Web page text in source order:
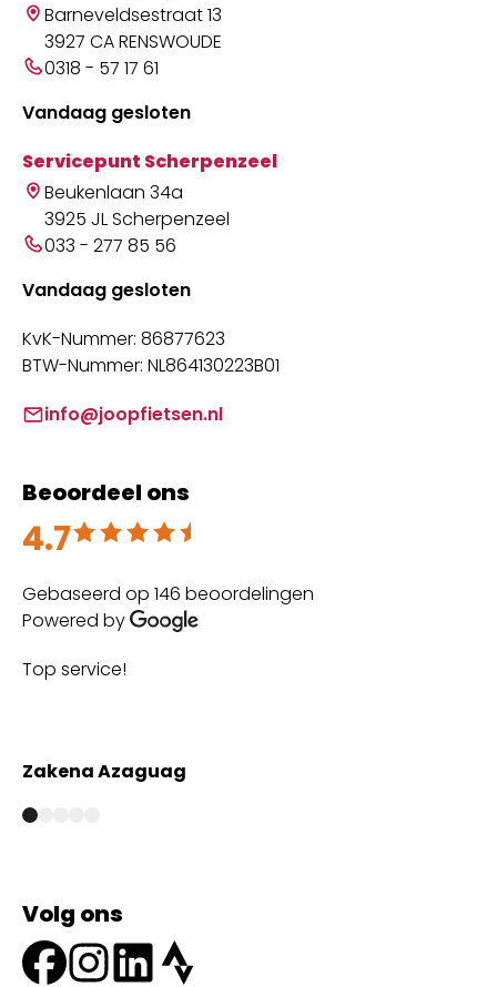
Barneveldsestraat 13
3927 CA RENSWOUDE
0318 - 57 17 61
Vandaag gesloten
Servicepunt Scherpenzeel
Beukenlaan 34a
3925 JL Scherpenzeel
033 - 277 85 56
Vandaag gesloten
KvK-Nummer: 86877623
BTW-Nummer: NL864130223B01
info@joopfietsen.nl
Beoordeel ons
4.7
Beoordeeld met 4.7 uit 5
Gebaseerd op 146 beoordelingen
Powered by
Top service!
Zakena Azaguag
Volg ons